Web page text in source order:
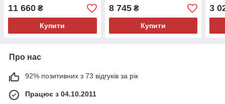
11 660 ₴
Купити
8 745₴
Купити
3
Про нас
92% позитивних з 73 відгуків за рік
Працює з 04.10.2011